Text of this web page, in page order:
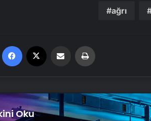
ağrı
Facebook Email'den paylaş
Oku